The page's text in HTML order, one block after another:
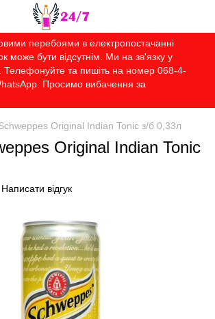
перебоями в електропостачанні
може бути відсутнім. Ми на зв'язку у
Телефонуйте та пишіть на номер 068-4-
Просимо вибачення за
Original Indian Tonic з/б 0,33л
Original Indian Tonic
Написати відгук